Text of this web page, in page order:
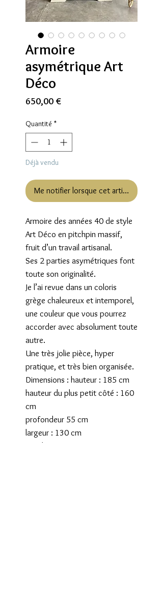
Armoire
asymétrique Art
Déco
650,00 €Prix
Quantité *
Déjà vendu
Me notifier lorsque cet article est
Armoire des années 40 de style
Art Déco en pitchpin massif,
fruit d’un travail artisanal.
Ses 2 parties asymétriques font
toute son originalité.
Je l’ai revue dans un coloris
grège chaleureux et intemporel,
une couleur que vous pourrez
accorder avec absolument toute
autre.
Une très jolie pièce, hyper
pratique, et très bien organisée.
Dimensions : hauteur : 185 cm
hauteur du plus petit côté : 160
cm
profondeur 55 cm
largeur : 130 cm
Tarif livraison province : voir